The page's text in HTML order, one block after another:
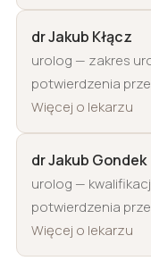
dr Jakub Kłącz
urolog — zakres
potwierdzenia
Więcej o lekarzu
dr Jakub Gondek
urolog —
potwierdzenia
Więcej o lekarzu